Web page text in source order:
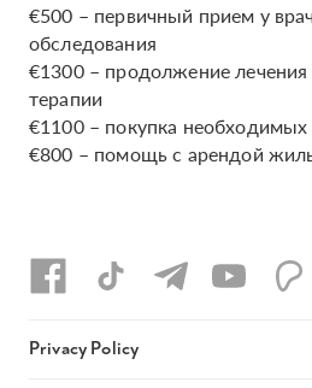
€500 – первичный прием у
обследования
€1300 – продолжение
терапии
€1100 – покупка необходимых
€800 – помощь с арендой
Privacy Policy